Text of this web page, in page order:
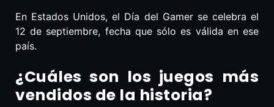
En Estados Unidos, el Día del Gamer se celebra el
12 de septiembre, fecha que sólo es válida en ese
país.
¿Cuáles son los juegos más
vendidos de la historia?